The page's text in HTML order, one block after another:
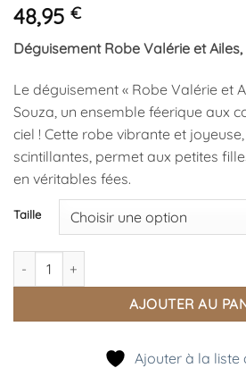
48,95 €
Déguisement Robe Valérie et Ailes,
Le déguisement « Robe Valérie et
Souza, un ensemble féerique aux
ciel ! Cette robe vibrante et joyeuse,
scintillantes, permet aux petites
en véritables fées.
Taille
quantité de Déguisement Robe Valérie
AJOUTER AU
Ajouter à la liste